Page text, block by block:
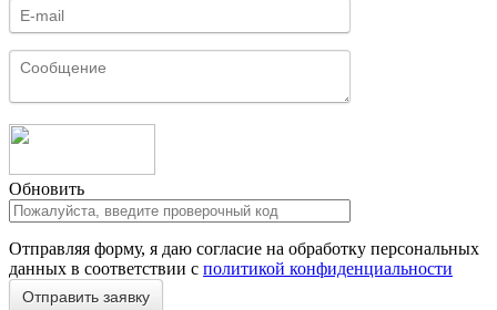
Обновить
Отправляя форму, я даю согласие на обработку персональных
данных в соответствии с политикой конфиденциальности